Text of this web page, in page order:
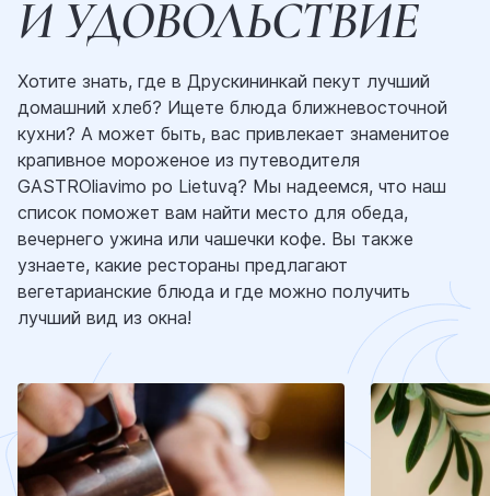
И УДОВОЛЬСТВИЕ
Хотите знать, где в Друскининкай пекут лучший
домашний хлеб? Ищете блюда ближневосточной
кухни? А может быть, вас привлекает знаменитое
крапивное мороженое из путеводителя
GASTROliavimo po Lietuvą? Мы надеемся, что наш
список поможет вам найти место для обеда,
вечернего ужина или чашечки кофе. Вы также
узнаете, какие рестораны предлагают
вегетарианские блюда и где можно получить
лучший вид из окна!